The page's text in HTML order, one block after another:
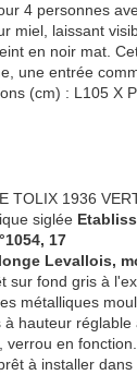
4 personnes
miel, laissant
en noir mat.
une entrée
(cm) : L105 X
TOLIX 1936
siglée
17
Levallois,
sur fond gris à
métalliques
hauteur réglable
verrou en
à installer